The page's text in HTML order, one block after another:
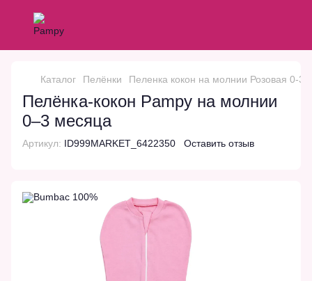
Каталог Пелёнки Пеленка кокон на молнии Розовая 0-3
Пелёнка-кокон Pampy на молнии
0–3 месяца
Артикул: ID999MARKET_6422350 Оставить отзыв